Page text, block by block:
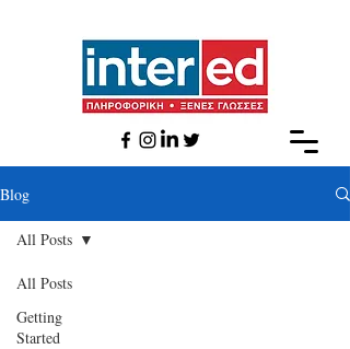
Βlog
All Posts
Getting
Started
All Posts